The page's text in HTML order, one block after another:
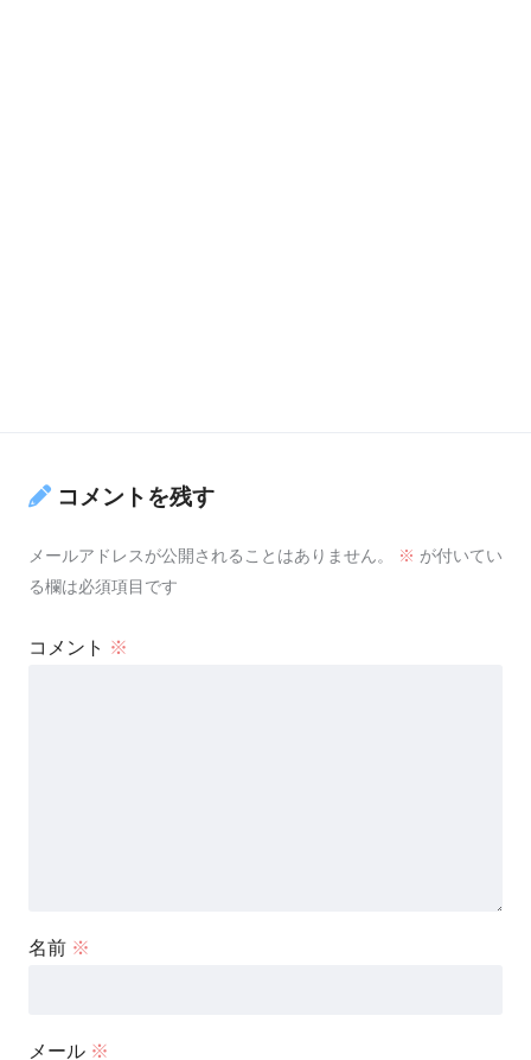
コメントを残す
メールアドレスが公開されることはありません。 ※ が付いてい
る欄は必須項目です
コメント ※
名前 ※
メール ※